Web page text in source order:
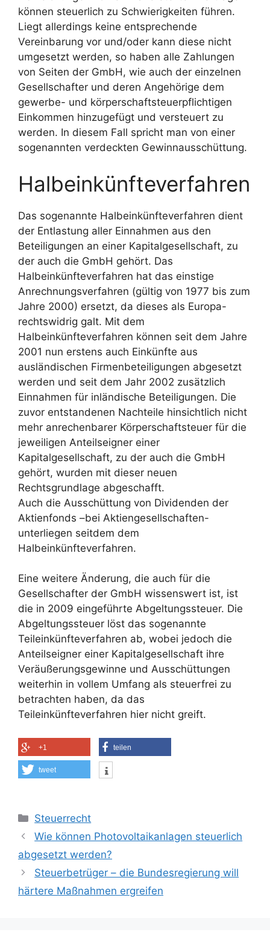
können steuerlich zu Schwierigkeiten führen.
Liegt allerdings keine entsprechende
Vereinbarung vor und/oder kann diese nicht
umgesetzt werden, so haben alle Zahlungen
von Seiten der GmbH, wie auch der einzelnen
Gesellschafter und deren Angehörige dem
gewerbe- und körperschaftsteuerpflichtigen
Einkommen hinzugefügt und versteuert zu
werden. In diesem Fall spricht man von einer
sogenannten verdeckten Gewinnausschüttung.
Halbeinkünfteverfahren
Das sogenannte Halbeinkünfteverfahren dient
der Entlastung aller Einnahmen aus den
Beteiligungen an einer Kapitalgesellschaft, zu
der auch die GmbH gehört. Das
Halbeinkünfteverfahren hat das einstige
Anrechnungsverfahren (gültig von 1977 bis zum
Jahre 2000) ersetzt, da dieses als Europa-
rechtswidrig galt. Mit dem
Halbeinkünfteverfahren können seit dem Jahre
2001 nun erstens auch Einkünfte aus
ausländischen Firmenbeteiligungen abgesetzt
werden und seit dem Jahr 2002 zusätzlich
Einnahmen für inländische Beteiligungen. Die
zuvor entstandenen Nachteile hinsichtlich nicht
mehr anrechenbarer Körperschaftsteuer für die
jeweiligen Anteilseigner einer
Kapitalgesellschaft, zu der auch die GmbH
gehört, wurden mit dieser neuen
Rechtsgrundlage abgeschafft.
Auch die Ausschüttung von Dividenden der
Aktienfonds –bei Aktiengesellschaften-
unterliegen seitdem dem
Halbeinkünfteverfahren.
Eine weitere Änderung, die auch für die
Gesellschafter der GmbH wissenswert ist, ist
die in 2009 eingeführte Abgeltungssteuer. Die
Abgeltungssteuer löst das sogenannte
Teileinkünfteverfahren ab, wobei jedoch die
Anteilseigner einer Kapitalgesellschaft ihre
Veräußerungsgewinne und Ausschüttungen
weiterhin in vollem Umfang als steuerfrei zu
betrachten haben, da das
Teileinkünfteverfahren hier nicht greift.
+1 teilen
tweet
Kategorien
Steuerrecht
Wie können Photovoltaikanlagen steuerlich
abgesetzt werden?
Steuerbetrüger – die Bundesregierung will
härtere Maßnahmen ergreifen